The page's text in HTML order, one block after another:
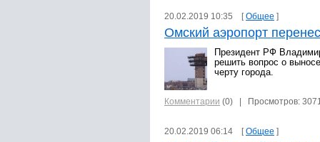
20.02.2019 10:35 [Общее ]
Омский аэропорт
Президент РФ
решить вопрос о
черту города.
Комментарии (0) | Просмотров:
20.02.2019 06:14 [Общее ]